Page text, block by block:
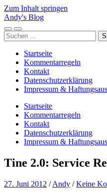
Zum Inhalt springen
Andy's Blog
Mobile-
Menü
Suchfeld
ein-/ausblenden
Suchen
nach:
Startseite
Kommentarregeln
Kontakt
Datenschutzerklärung
Impressum &
Startseite
Kommentarregeln
Kontakt
Datenschutzerklärung
Impressum &
Tine 2.0: Service
27. Juni 2012 /Andy /Keine